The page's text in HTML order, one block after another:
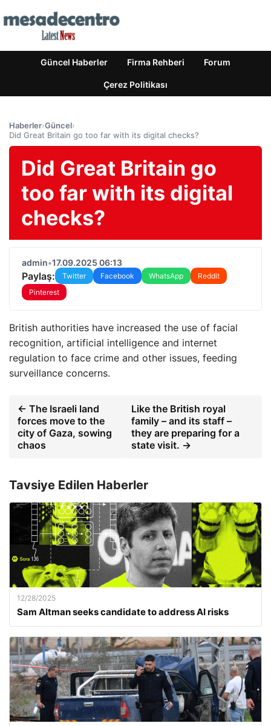
Güncel Haberler Firma Rehberi Forum
Çerez Politikası
Haberler›Güncel›
Did Great Britain go too far with its digital checks?
Did Great Britain go
too far with its digital
checks?
admin•17.09.2025 06:13
Paylaş: Twitter Facebook WhatsApp
Reddit
Pinterest
British authorities have increased the use of facial
recognition, artificial intelligence and internet
regulation to face crime and other issues, feeding
surveillance concerns.
← The Israeli land
forces move to the
city of Gaza, sowing
chaos
Like the British royal
family – and its staff –
they are preparing for a
state visit. →
Tavsiye Edilen Haberler
12/28/2025
Sam Altman seeks candidate to address AI risks